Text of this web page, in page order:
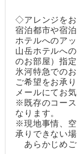
◇アレンジを
宿泊都市や宿
ホテルへのア
山岳ホテルへ
のお部屋）指定
氷河特急での
ご希望をお承
メールにてお
※既存のコー
なります。
※現地事情、
承りできない
あらかじめご